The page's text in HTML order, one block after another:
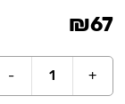
₪67
+
1
-